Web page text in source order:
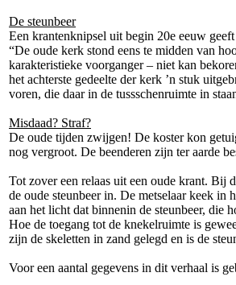
De steunbeer
Een krantenknipsel uit begin 20e eeuw
“De oude kerk stond eens te midden van
karakteristieke voorganger – niet kan
het achterste gedeelte der kerk ’n stuk
voren, die daar in de tussschenruimte in
Misdaad? Straf?
De oude tijden zwijgen! De koster kon
nog vergroot. De beenderen zijn ter aarde
Tot zover een relaas uit een oude krant. Bij
de oude steunbeer in. De metselaar keek
aan het licht dat binnenin de steunbeer, die
Hoe de toegang tot de knekelruimte is
zijn de skeletten in zand gelegd en is de
Voor een aantal gegevens in dit verhaal is